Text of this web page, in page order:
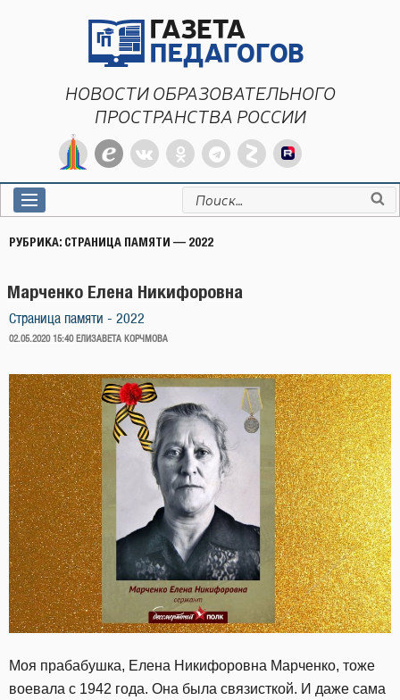
НОВОСТИ ОБРАЗОВАТЕЛЬНОГО
ПРОСТРАНСТВА РОССИИ
Искать:
РУБРИКА: СТРАНИЦА ПАМЯТИ — 2022
Марченко Елена Никифоровна
Страница памяти - 2022
ОПУБЛИКОВАНО
02.05.2020 15:40 ЕЛИЗАВЕТА КОРЧМОВА
Моя прабабушка, Елена Никифоровна Марченко, тоже
воевала с 1942 года. Она была связисткой. И даже сама